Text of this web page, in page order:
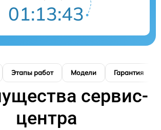
01:13:42
Этапы работ Модели Гарантия
сервис-
центра